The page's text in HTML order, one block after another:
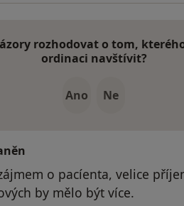
rozhodovat o tom,
ordinaci navštívit?
Ano Ne
o pacíenta, velice
by mělo být více.